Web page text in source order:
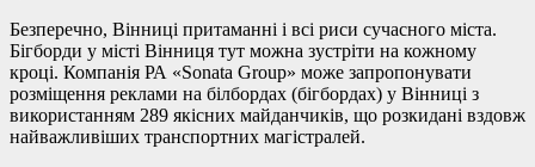
Безперечно, Вінниці притаманні і всі риси сучасного міста.
Бігборди у місті Вінниця тут можна зустріти на кожному
кроці. Компанія РА «Sonata Group» може запропонувати
розміщення реклами на білбордах (бігбордах) у Вінниці з
використанням 289 якісних майданчиків, що розкидані вздовж
найважливіших транспортних магістралей.